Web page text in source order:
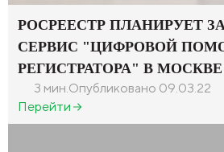
РОСРЕЕСТР ПЛАНИРУЕТ
СЕРВИС "ЦИФРОВОЙ
РЕГИСТРАТОРА" В МОСКВЕ
3 мин. Опубликовано 09.03.22
Перейти